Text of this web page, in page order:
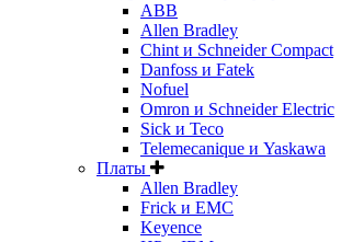
ABB
Allen Bradley
Chint и Schneider Compact
Danfoss и Fatek
Nofuel
Omron и Schneider Electric
Sick и Teco
Telemecanique и Yaskawa
Платы
Allen Bradley
Frick и EMC
Keyence